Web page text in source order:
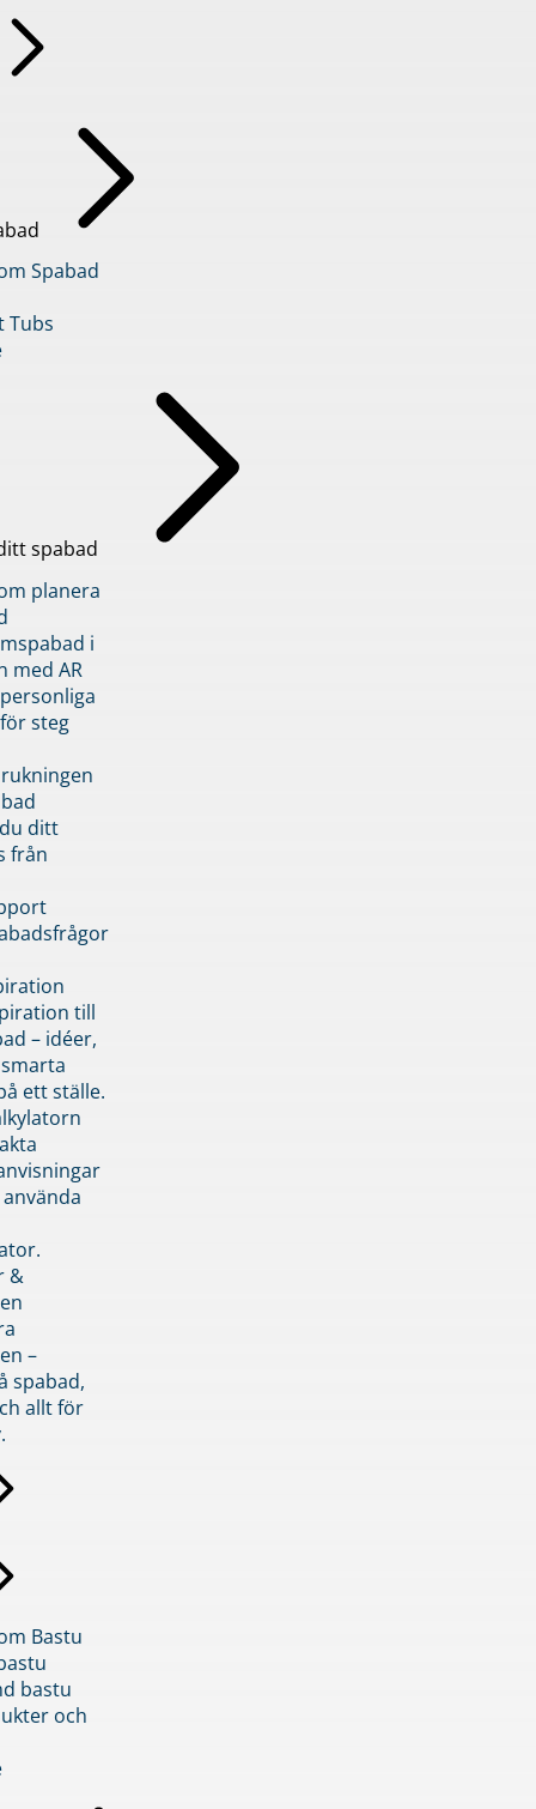
Spabad
Tubs
spabad
planera
i
med AR
steg
ditt
från
till
– idéer,
ett ställe.
&
–
spabad,
allt för
Bastu
bastu
och